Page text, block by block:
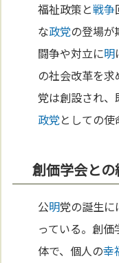
福祉政策と戦争
な政党の登場が
闘争や対立に明
の社会改革を
党は創設され
政党としての使
創価学会と
公明党の誕生に
っている。創
体で、個人の幸